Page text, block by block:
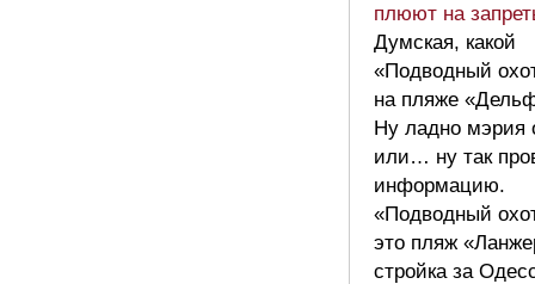
плюют на
Думская, какой
«Подводный
на пляже
Ну ладно мэрия
или… ну так
информацию.
«Подводный
это пляж
стройка за